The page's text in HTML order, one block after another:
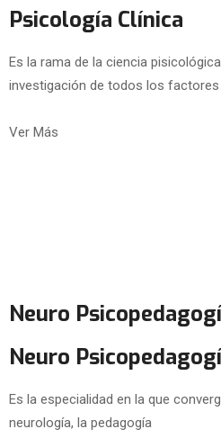
Psicología Clínica
Es la rama de la ciencia
investigación de todos los factores
Ver Más
Neuro
Neuro
Es la especialidad en la que
neurología, la pedagogía